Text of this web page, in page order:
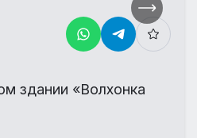
здании «Волхонка